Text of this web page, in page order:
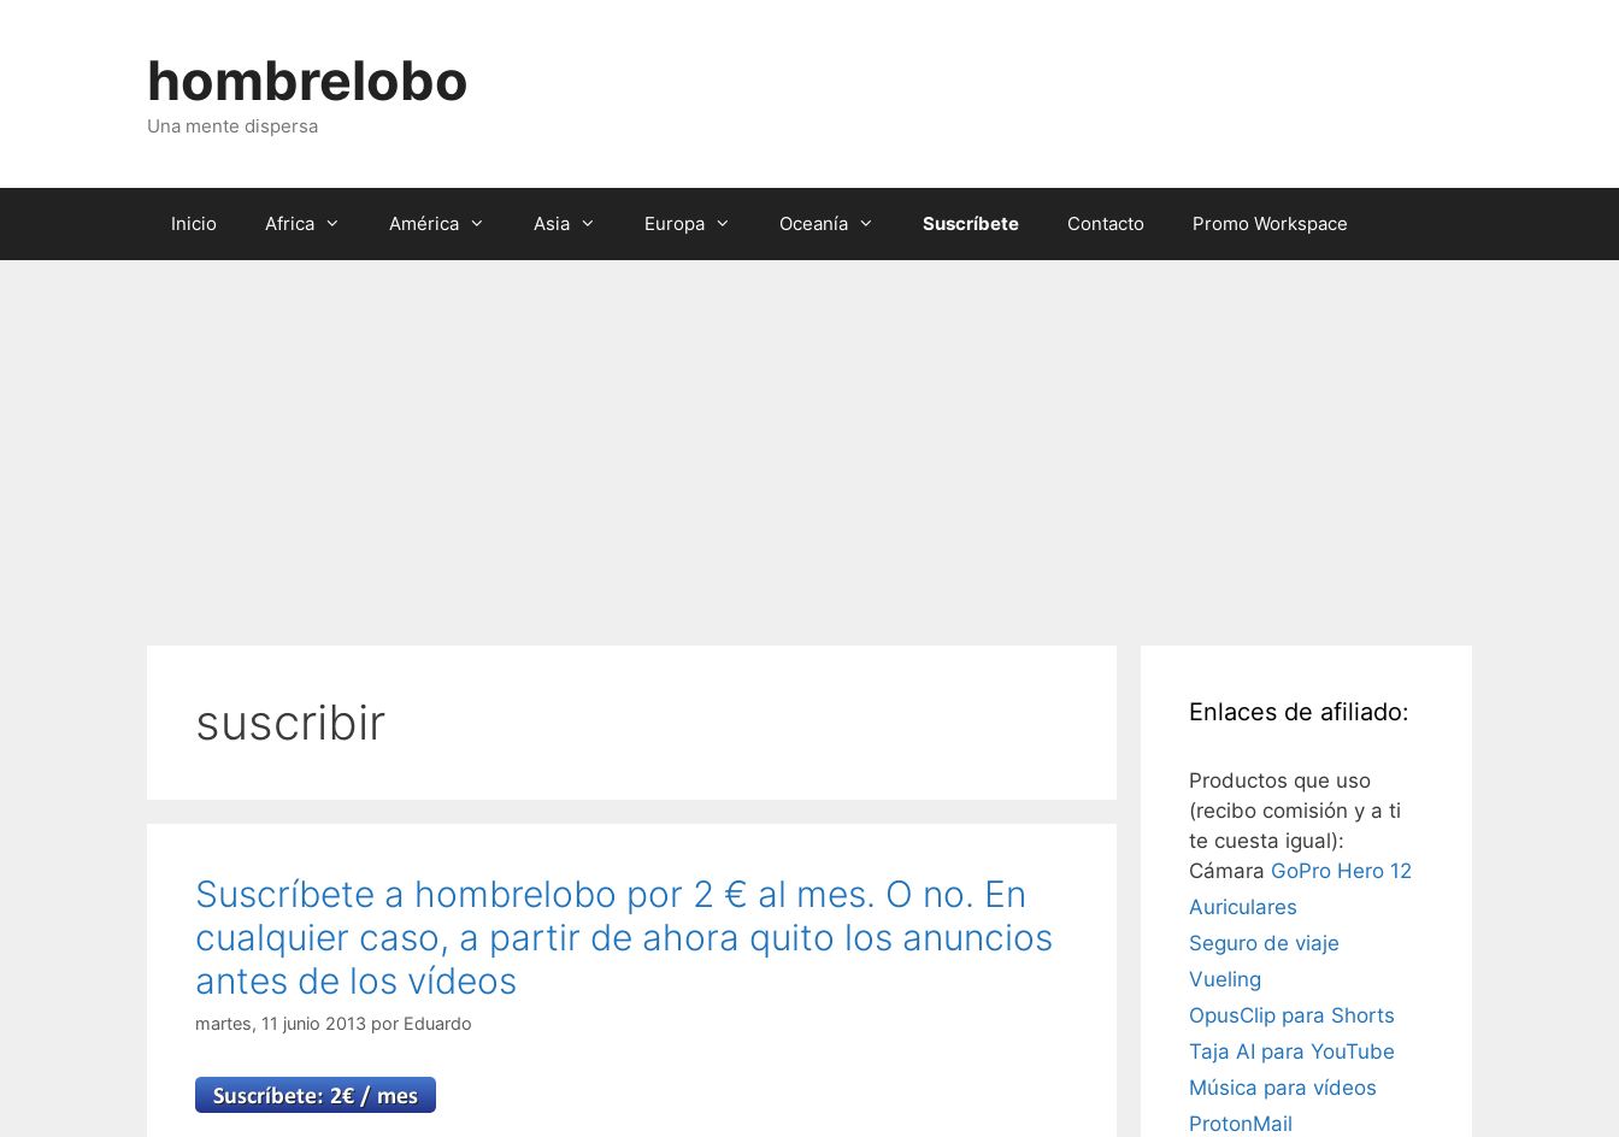
hombrelobo
Una mente dispersa
Inicio Africa América Asia Europa Oceanía Suscríbete Contacto Promo Workspace
suscribir
Suscríbete a hombrelobo por 2 € al mes. O no. En
cualquier caso, a partir de ahora quito los anuncios
antes de los vídeos
martes, 11 junio 2013 por Eduardo
Enlaces de afiliado:
Productos que uso
(recibo comisión y a ti
te cuesta igual):
Cámara GoPro Hero 12
Auriculares
Seguro de viaje
Vueling
OpusClip para Shorts
Taja AI para YouTube
Música para vídeos
ProtonMail